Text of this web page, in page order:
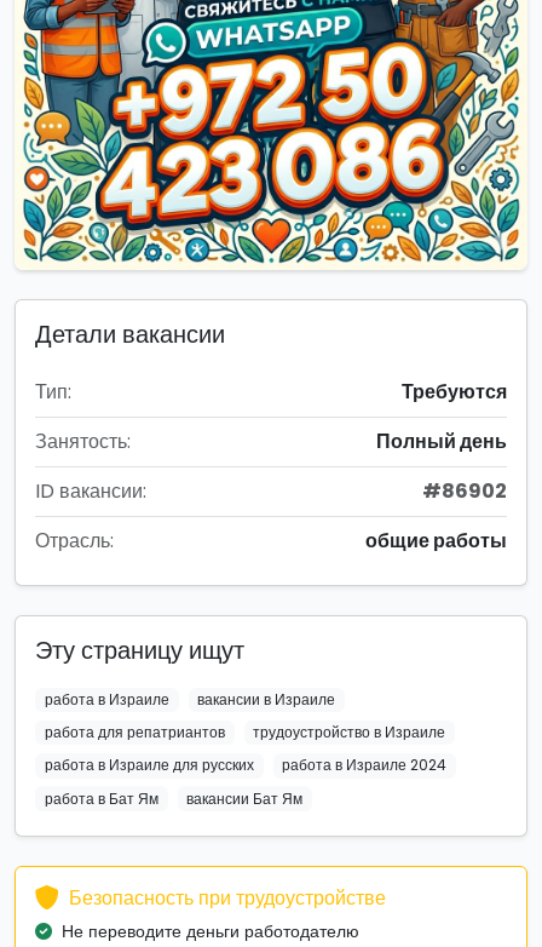
Детали вакансии
Тип:
Требуются
Занятость:
Полный день
ID вакансии:
#86902
Отрасль:
общие работы
Эту страницу ищут
работа в Израиле
вакансии в Израиле
работа для репатриантов
трудоустройство в Израиле
работа в Израиле для русских
работа в Израиле 2024
работа в Бат Ям
вакансии Бат Ям
Безопасность при трудоустройстве
Не переводите деньги работодателю